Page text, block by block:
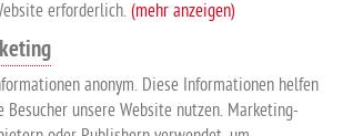
GmbH & Co. KG, Wortstr. 34-
erforderlich. (mehr anzeigen)
anonym. Diese Informationen helfen
Besucher unsere Website nutzen. Marketing-